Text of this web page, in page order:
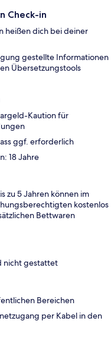
Check-in
heißen dich bei deiner
gestellte Informationen
Übersetzungstools
Kaution für
ggf. erforderlich
18 Jahre
zu 5 Jahren können im
kostenlos
Bettwaren
nicht gestattet
Bereichen
per Kabel in den